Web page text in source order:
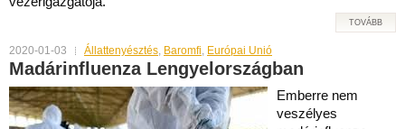
TOVÁBB
2020-01-03 Állattenyésztés, Baromfi, Európai Unió
Madárinfluenza Lengyelországban
Emberre nem
veszélyes